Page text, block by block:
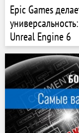
Epic Games
Unreal Engine 6